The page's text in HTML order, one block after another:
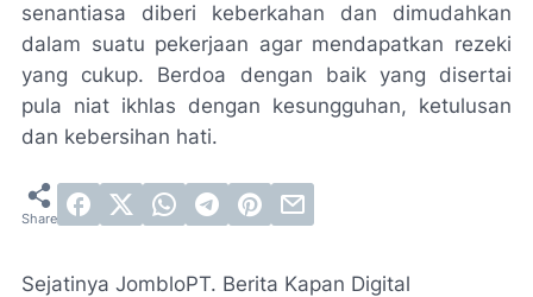
senantiasa diberi keberkahan dan dimudahkan
dalam suatu pekerjaan agar mendapatkan rezeki
yang cukup. Berdoa dengan baik yang disertai
pula niat ikhlas dengan kesungguhan, ketulusan
dan kebersihan hati.
Sejatinya JombloPT. Berita Kapan Digital